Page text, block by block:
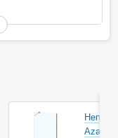
Azario